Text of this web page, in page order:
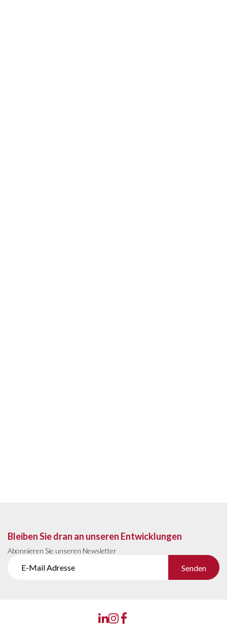
Bleiben Sie dran an unseren Entwicklungen
Abonnieren Sie unseren Newsletter
Senden